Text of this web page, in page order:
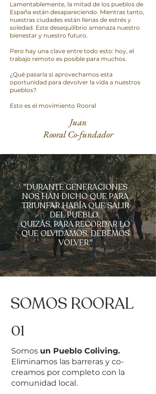
Lamentablemente, la mitad de los pueblos de
España están desapareciendo. Mientras tanto,
nuestras ciudades están llenas de estrés y
soledad. Este desequilibrio amenaza nuestro
bienestar y nuestro futuro.
Pero hay una clave entre todo esto: hoy, el
trabajo remoto es posible para muchos.
¿Qué pasaría si aprovechamos esta
oportunidad para devolver la vida a nuestros
pueblos?
Esto es el movimiento Rooral
Juan
Rooral Co-fundador
"DURANTE GENERACIONES
NOS HAN DICHO QUE PARA
TRIUNFAR HABÍA QUE SALIR
DEL PUEBLO.
QUIZÁS, PARA RECORDAR LO
QUE OLVIDAMOS, DEBEMOS
VOLVER."
SOMOS ROORAL
01
Somos un Pueblo Coliving.
Eliminamos las barreras y co-
creamos por completo con la
comunidad local.